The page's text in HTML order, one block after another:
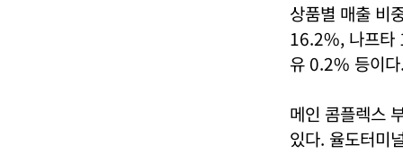
상품별 매출 비
16.2%, 나프타
유 0.2% 등이
메인 콤플렉스
있다. 율도터미